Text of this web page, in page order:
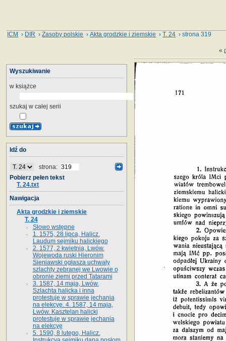
ICM › DIR ›Zasoby polskie ›Akta grodzkie i ziemskie ›T. 24 › strona 319
«
Wyszukiwanie
w książce
szukaj w całej serii
Idź do
strona:
Pobierz pełen tekst
T. 24.txt
Nawigacja
Akta grodzkie i ziemskie
T. 24
Słowo wstępne
1. 1575, 28 lipca, Halicz.
Laudum sejmiku halickiego
2. 1577, 2 kwietnia, Lwów.
Wojewoda ruski Hieronim
Sieniawski ogłasza uchwały
szlachty zebranej we Lwowie o
obronie ziemi przed Tatarami
3. 1587, 14 maja, Lwów.
Szlachta halicka i inna
protestuje w sprawie jechania
na elekcyę. 4. 1587, 14 maja,
Lwów. Kasztelan halicki
protestuje w sprawie jechania
na elekcyę
5. 1590, 8 lutego, Halicz.